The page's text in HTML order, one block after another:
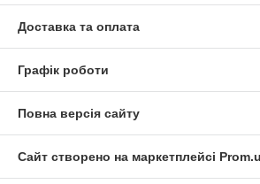
Доставка та оплата
Графік роботи
Повна версія сайту
Сайт створено на маркетплейсі